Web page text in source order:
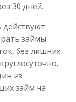
30 дней.
действуют
займы
без лишних
из
займ на